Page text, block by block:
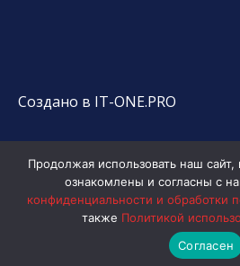
Создано в IT-ONE.PRO
Продолжая использовать наш
ознакомлены и согласны с
конфиденциальности и обработки
также Политикой
Согласен